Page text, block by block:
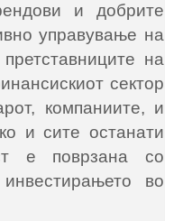
и добрите
управување на
на
сектор
компаниите, и
и сите останати
е поврзана со
во